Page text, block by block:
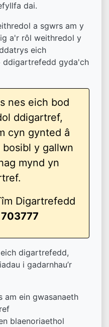
dai.
a sgwrs am y
a'r rôl weithredol y
eich
gyda'ch
nes eich bod
ddigartref,
cyn gynted â
bosibl y gallwn
mynd yn
Digartrefedd
digartrefedd,
i gadarnhau’r
am ein gwasanaeth
blaenoriaethol